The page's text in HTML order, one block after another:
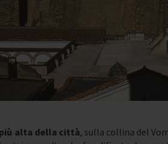
alta della città, sulla collina del